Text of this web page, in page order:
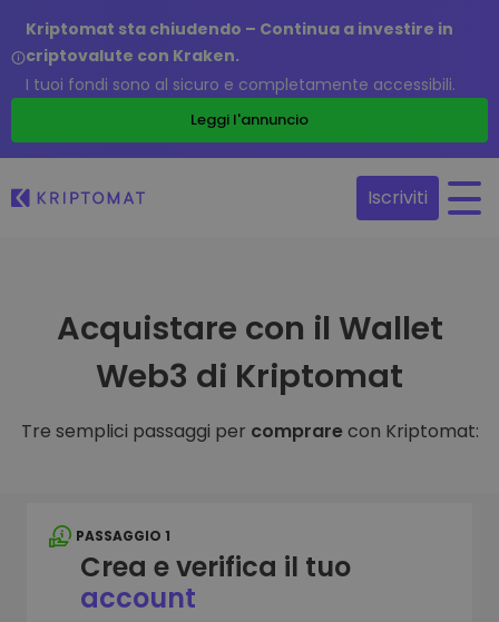
Kriptomat sta chiudendo – Continua a investire in
criptovalute con Kraken.
I tuoi fondi sono al sicuro e completamente accessibili.
Leggi l'annuncio
Iscriviti
Acquistare con il Wallet
Web3 di Kriptomat
Tre semplici passaggi per comprarecon Kriptomat:
PASSAGGIO 1
Crea e verifica il tuo
account